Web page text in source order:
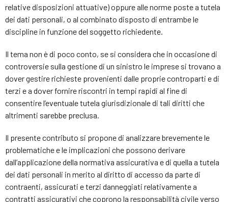
relative disposizioni attuative) oppure alle norme poste a tutela
dei dati personali, o al combinato disposto di entrambe le
discipline in funzione del soggetto richiedente.
Il tema non è di poco conto, se si considera che in occasione di
controversie sulla gestione di un sinistro le imprese si trovano a
dover gestire richieste provenienti dalle proprie controparti e di
terzi e a dover fornire riscontri in tempi rapidi al fine di
consentire l’eventuale tutela giurisdizionale di tali diritti che
altrimenti sarebbe preclusa.
Il presente contributo si propone di analizzare brevemente le
problematiche e le implicazioni che possono derivare
dall’applicazione della normativa assicurativa e di quella a tutela
dei dati personali in merito al diritto di accesso da parte di
contraenti, assicurati e terzi danneggiati relativamente a
contratti assicurativi che coprono la responsabilità civile verso